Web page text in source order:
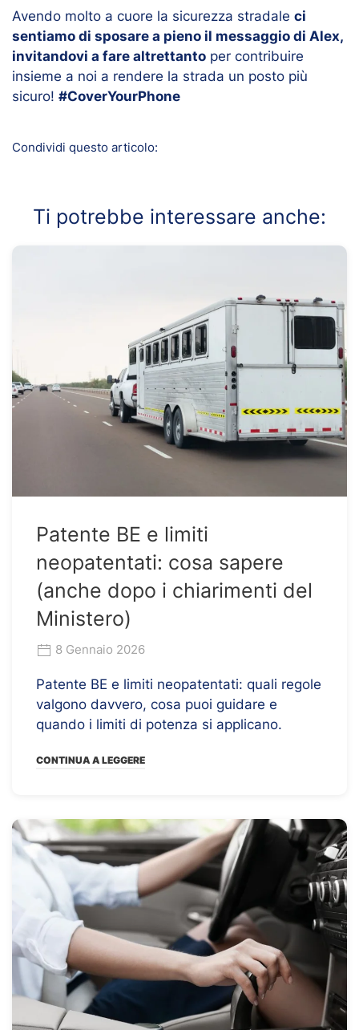
Avendo molto a cuore la sicurezza stradale ci
sentiamo di sposare a pieno il messaggio di Alex,
invitandovi a fare altrettanto per contribuire
insieme a noi a rendere la strada un posto più
sicuro! #CoverYourPhone
Condividi questo articolo:
Ti potrebbe interessare anche:
Patente BE e limiti
neopatentati: cosa sapere
(anche dopo i chiarimenti del
Ministero)
8 Gennaio 2026
Patente BE e limiti neopatentati: quali regole
valgono davvero, cosa puoi guidare e
quando i limiti di potenza si applicano.
CONTINUA A LEGGERE